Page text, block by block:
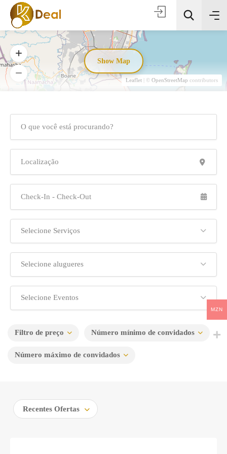
Selecione Serviços
Selecione alugueres
Selecione Eventos
Filtro de preço Número mínimo de convidados
Número máximo de convidados
Recentes Ofertas
Leaflet | © OpenStreetMap contributors
Show Map
MZN